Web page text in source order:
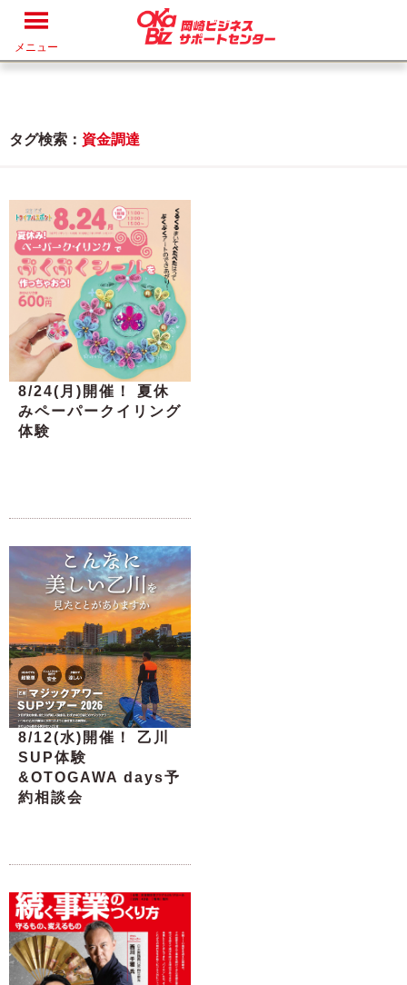
メニュー
タグ検索： 資金調達
8/24(月)開催！ 夏休
みペーパークイリング
体験
8/12(水)開催！ 乙川
SUP体験
&OTOGAWA days予
約相談会